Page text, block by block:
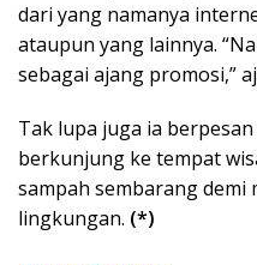
dari yang namanya
ataupun yang lainnya.
sebagai ajang promosi,”
Tak lupa juga ia
berkunjung ke tempat
sampah sembarang demi
lingkungan. (*)